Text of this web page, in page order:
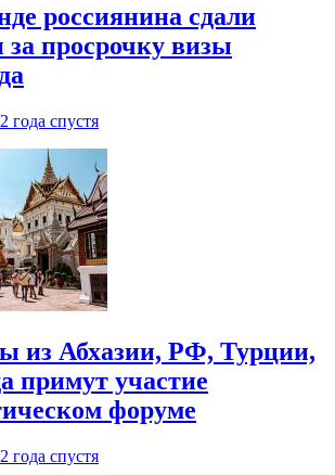
россиянина сдали
просрочку визы
2 года спустя
из Абхазии, РФ, Турции,
примут участие
форуме
2 года спустя